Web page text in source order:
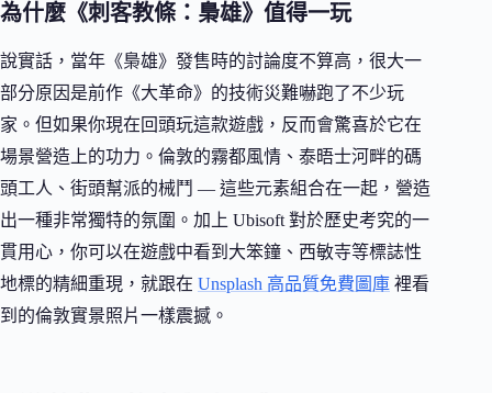
為什麼《刺客教條：梟雄》值得一玩
說實話，當年《梟雄》發售時的討論度不算高，很大一
部分原因是前作《大革命》的技術災難嚇跑了不少玩
家。但如果你現在回頭玩這款遊戲，反而會驚喜於它在
場景營造上的功力。倫敦的霧都風情、泰晤士河畔的碼
頭工人、街頭幫派的械鬥 — 這些元素組合在一起，營造
出一種非常獨特的氛圍。加上 Ubisoft 對於歷史考究的一
貫用心，你可以在遊戲中看到大笨鐘、西敏寺等標誌性
地標的精細重現，就跟在 Unsplash 高品質免費圖庫 裡看
到的倫敦實景照片一樣震撼。